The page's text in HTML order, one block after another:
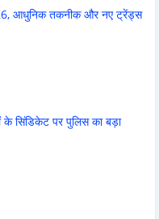
आधुनिक तकनीक और नए ट्रेंड्स
के सिंडिकेट पर पुलिस का बड़ा